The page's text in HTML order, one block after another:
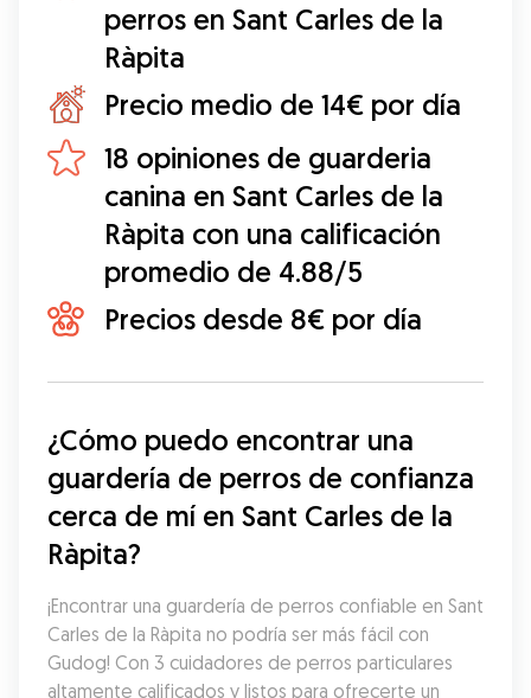
perros en Sant Carles de la
Ràpita
Precio medio de 14€ por día
18 opiniones de guarderia
canina en Sant Carles de la
Ràpita con una calificación
promedio de 4.88/5
Precios desde 8€ por día
¿Cómo puedo encontrar una
guardería de perros de confianza
cerca de mí en Sant Carles de la
Ràpita?
¡Encontrar una guardería de perros confiable en Sant
Carles de la Ràpita no podría ser más fácil con
Gudog! Con 3 cuidadores de perros particulares
altamente calificados y listos para ofrecerte un